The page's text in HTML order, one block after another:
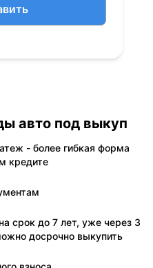
авто под выкуп
- более гибкая форма
кредите
срок до 7 лет, уже через 3
досрочно выкупить